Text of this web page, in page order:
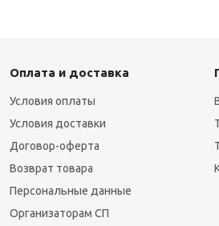
Оплата и доставка
Условия оплаты
Условия доставки
Договор-оферта
Возврат товара
Персональные данные
Организаторам СП